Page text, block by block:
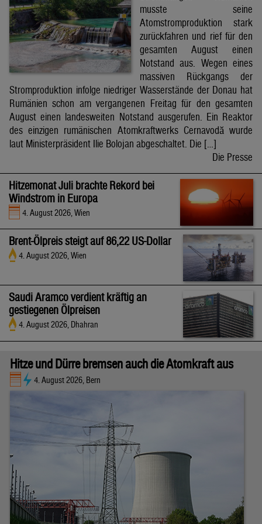
musste seine
Atomstromproduktion stark
zurückfahren und rief für den
gesamten August einen
Notstand aus. Wegen eines
massiven Rückgangs der
Stromproduktion infolge niedriger Wasserstände der Donau hat
Rumänien schon am vergangenen Freitag für den gesamten
August einen landesweiten Notstand ausgerufen. Ein Reaktor
des einzigen rumänischen Atomkraftwerks Cernavodă wurde
laut Ministerpräsident Ilie Bolojan abgeschaltet. Die […]
Die Presse
Hitzemonat Juli brachte Rekord bei
Windstrom in Europa
4. August 2026, Wien
Brent-Ölpreis steigt auf 86,22 US-Dollar
4. August 2026, Wien
Saudi Aramco verdient kräftig an
gestiegenen Ölpreisen
4. August 2026, Dhahran
Hitze und Dürre bremsen auch die Atomkraft aus
4. August 2026, Bern